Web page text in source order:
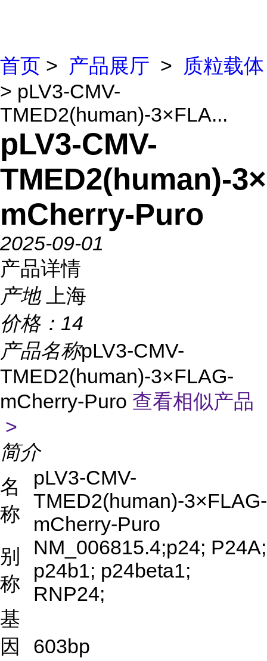
首页 > 产品展厅 >
质粒载体
> pLV3-CMV-
TMED2(human)-3×FLA...
pLV3-CMV-
TMED2(human)-
mCherry-Puro
2025-09-01
产品详情
产地
上海
价格： 14
产品名称pLV3-CMV-
TMED2(human)-3×FLAG-
mCherry-Puro 查看相似产品
>
简介
名
称
pLV3-CMV-
TMED2(human)-3×FLAG-
mCherry-Puro
别
称
NM_006815.4;p24; P24A;
p24b1; p24beta1;
RNP24;
基
因
603bp